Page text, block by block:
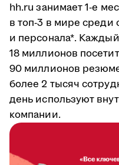
hh.ru занимает 1-е
в топ-3 в мире среди
и персонала*.
18 миллионов
90 миллионов
более 2 тысяч
день используют
компании.